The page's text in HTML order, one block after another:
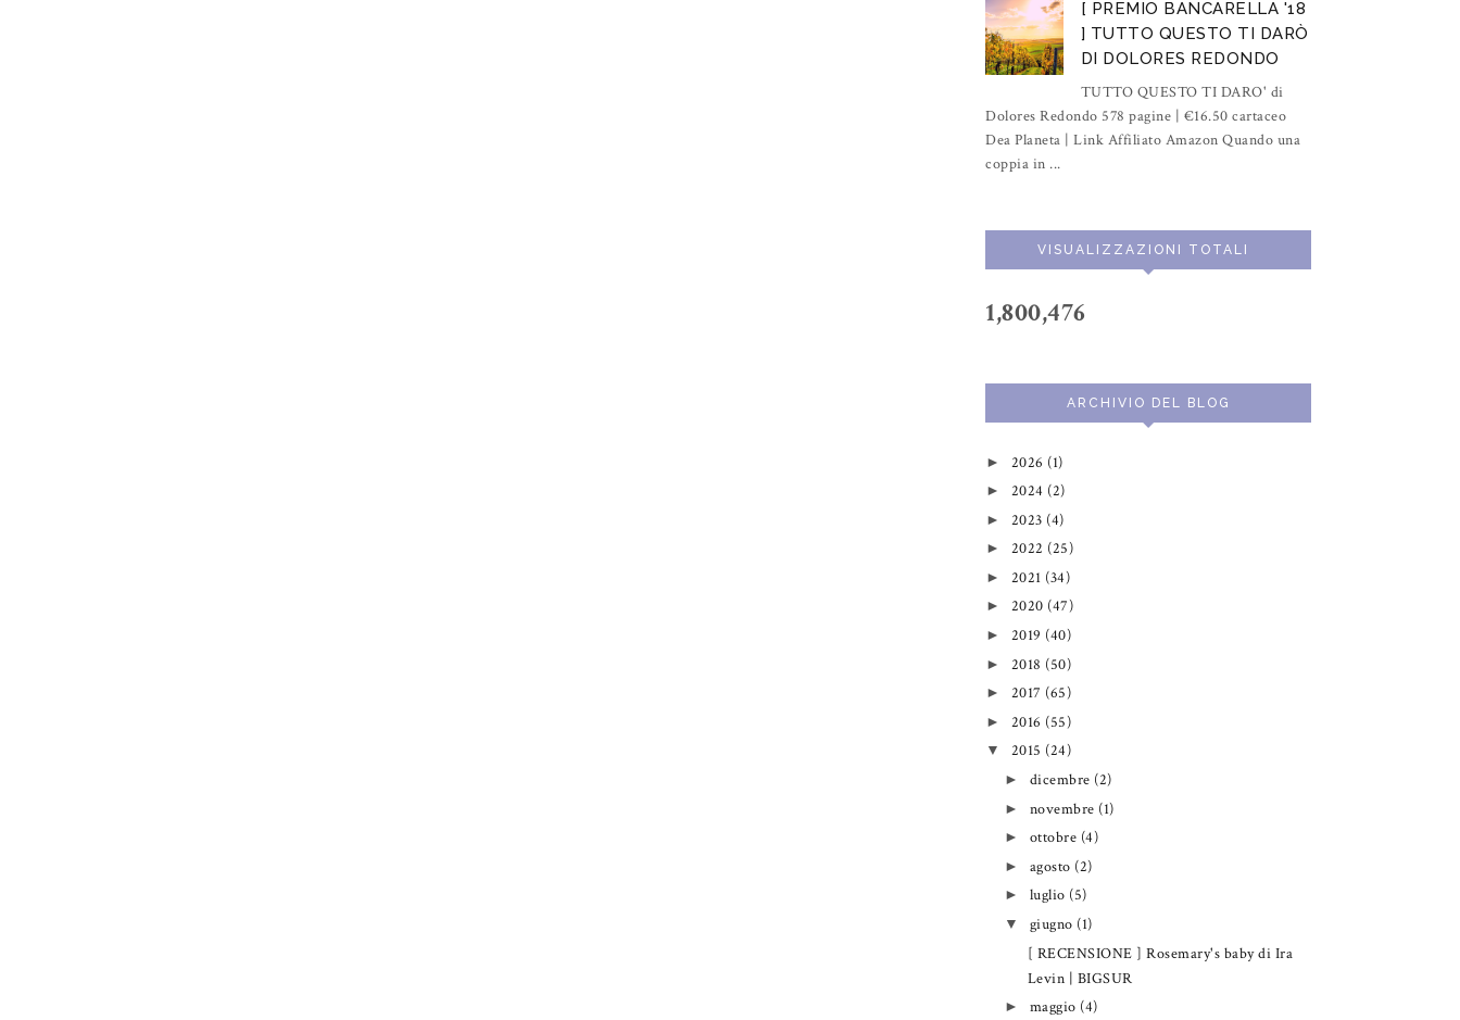
[ PREMIO BANCARELLA '18
] TUTTO QUESTO TI DARÒ
DI DOLORES REDONDO
TUTTO QUESTO TI DARO' di
Dolores Redondo 578 pagine | €16.50 cartaceo
Dea Planeta | Link Affiliato Amazon Quando una
coppia in ...
VISUALIZZAZIONI TOTALI
1,800,476
ARCHIVIO DEL BLOG
► 2026 (1)
► 2024 (2)
► 2023 (4)
► 2022 (25)
► 2021 (34)
► 2020 (47)
► 2019 (40)
► 2018 (50)
► 2017 (65)
► 2016 (55)
▼ 2015 (24)
► dicembre (2)
► novembre (1)
► ottobre (4)
► agosto (2)
► luglio (5)
▼ giugno (1)
[ RECENSIONE ] Rosemary's baby di Ira
Levin | BIGSUR
► maggio (4)